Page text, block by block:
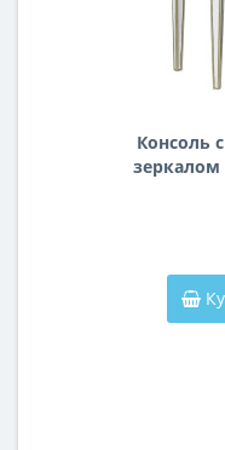
Консоль
зеркалом